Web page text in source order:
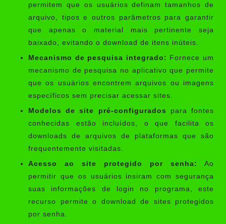
permitem que os usuários definam tamanhos de
arquivo, tipos e outros parâmetros para garantir
que apenas o material mais pertinente seja
baixado, evitando o download de itens inúteis.
Mecanismo de pesquisa integrado: Fornece um
mecanismo de pesquisa no aplicativo que permite
que os usuários encontrem arquivos ou imagens
específicos sem precisar acessar sites.
Modelos de site pré-configurados
para fontes
conhecidas estão incluídos, o que facilita os
downloads de arquivos de plataformas que são
frequentemente visitadas.
Acesso ao site protegido por senha:
Ao
permitir que os usuários insiram com segurança
suas informações de login no programa, este
recurso permite o download de sites protegidos
por senha.